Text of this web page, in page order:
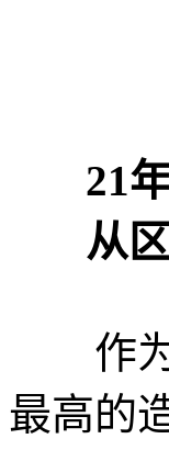
21
从区
作为
最高的